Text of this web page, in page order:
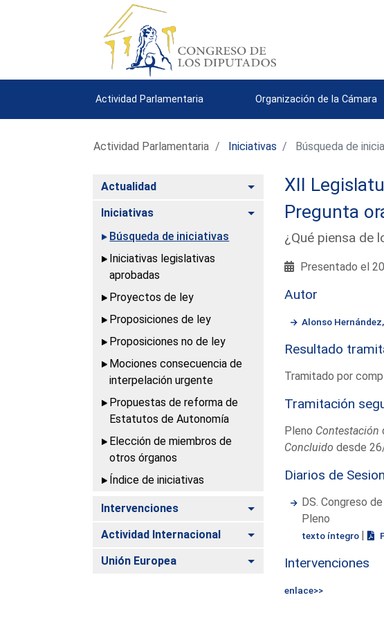
Actividad Parlamentaria Organización de la Cámara
Actividad Parlamentaria Iniciativas Búsqueda de
Actualidad Alternar
Iniciativas
Alternar
Búsqueda de iniciativas
Iniciativas legislativas
aprobadas
Proyectos de ley
Proposiciones de ley
Proposiciones no de ley
Mociones consecuencia de
interpelación urgente
Propuestas de reforma de
Estatutos de Autonomía
Elección de miembros de
otros órganos
Índice de iniciativas
Intervenciones Alternar
Actividad Internacional Alternar
Unión Europea Alternar
XII
Pregunta
¿Qué piensa de
Presentado el
Autor
Alonso
Resultado
Tramitado por
Tramitación
Pleno Contestación
Concluido desde
Diarios de
DS. Congreso
Pleno
texto íntegro |
Intervenciones
enlace>>